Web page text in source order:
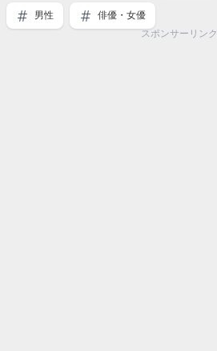
男性
俳優・女優
スポンサーリンク